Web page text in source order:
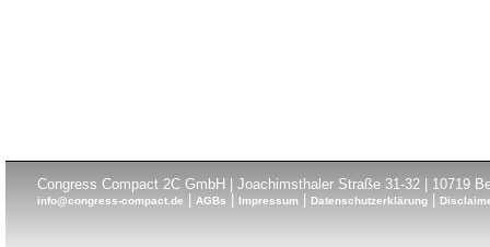
Congress Compact 2C GmbH | Joachimsthaler Straße 31-32 | 10719
info@congress-compact.de |AGBs |Impressum |Datenschutzerklärung |